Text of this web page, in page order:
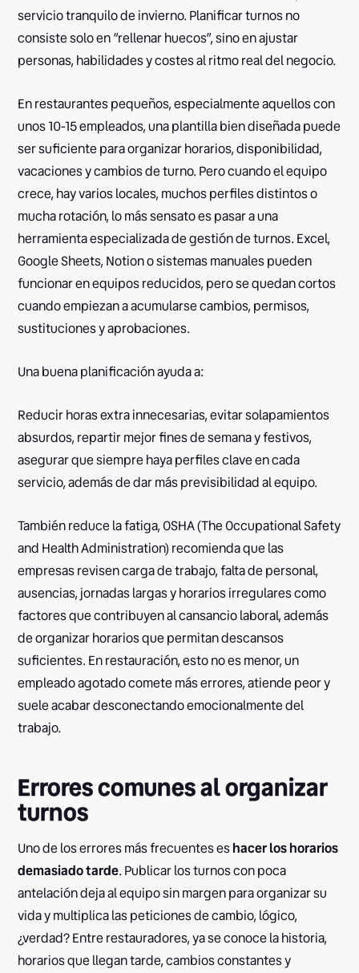
servicio tranquilo de invierno. Planificar turnos no
consiste solo en “rellenar huecos”, sino en ajustar
personas, habilidades y costes al ritmo real del negocio.
En restaurantes pequeños, especialmente aquellos con
unos 10-15 empleados, una plantilla bien diseñada puede
ser suficiente para organizar horarios, disponibilidad,
vacaciones y cambios de turno. Pero cuando el equipo
crece, hay varios locales, muchos perfiles distintos o
mucha rotación, lo más sensato es pasar a una
herramienta especializada de gestión de turnos. Excel,
Google Sheets, Notion o sistemas manuales pueden
funcionar en equipos reducidos, pero se quedan cortos
cuando empiezan a acumularse cambios, permisos,
sustituciones y aprobaciones.
Una buena planificación ayuda a:
Reducir horas extra innecesarias, evitar solapamientos
absurdos, repartir mejor fines de semana y festivos,
asegurar que siempre haya perfiles clave en cada
servicio, además de dar más previsibilidad al equipo.
También reduce la fatiga, OSHA (The Occupational Safety
and Health Administration) recomienda que las
empresas revisen carga de trabajo, falta de personal,
ausencias, jornadas largas y horarios irregulares como
factores que contribuyen al cansancio laboral, además
de organizar horarios que permitan descansos
suficientes. En restauración, esto no es menor, un
empleado agotado comete más errores, atiende peor y
suele acabar desconectando emocionalmente del
trabajo.
Errores comunes al organizar
turnos
Uno de los errores más frecuentes eshacer los horarios
demasiado tarde. Publicar los turnos con poca
antelación deja al equipo sin margen para organizar su
vida y multiplica las peticiones de cambio, lógico,
¿verdad? Entre restauradores, ya se conoce la historia,
horarios que llegan tarde, cambios constantes y